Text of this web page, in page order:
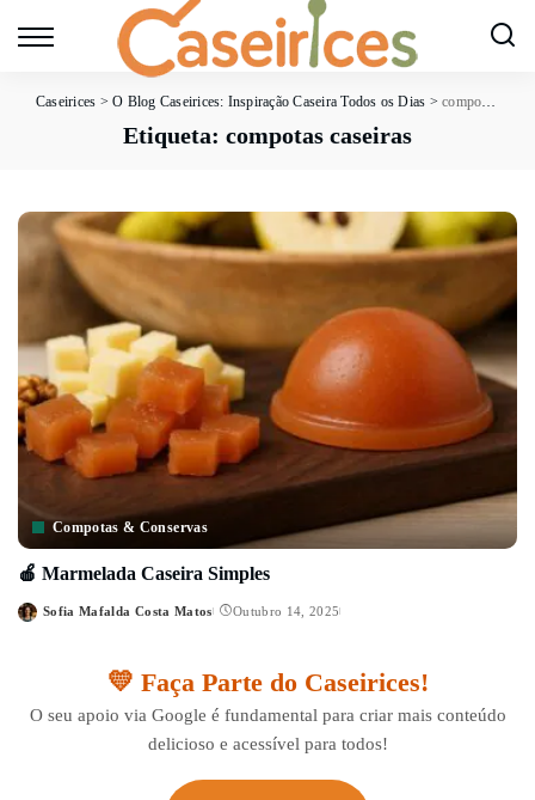
Caseirices >O Blog Caseirices: Inspiração Caseira Todos os Dias >compotas caseiras
Etiqueta: compotas caseiras
Compotas & Conservas
🍎 Marmelada Caseira Simples
Posted
Sofia Mafalda Costa Matos Outubro 14, 2025
💛 Faça Parte do Caseirices!
O seu apoio via Google é fundamental para criar mais conteúdo
delicioso e acessível para todos!